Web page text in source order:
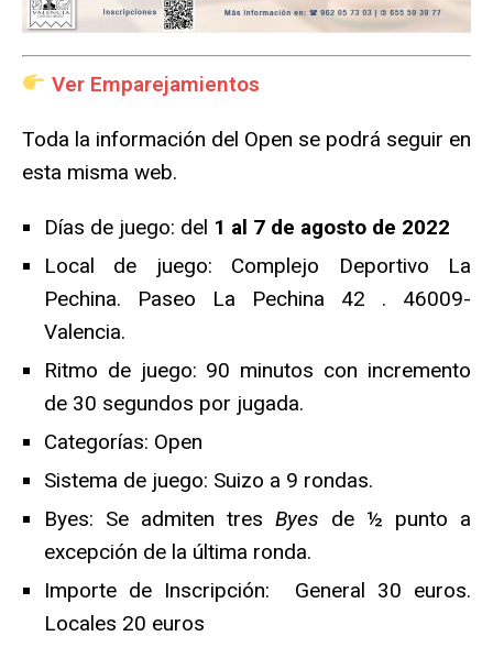
Ver Emparejamientos
Toda la información del Open se podrá seguir en
esta misma web.
Días de juego: del 1 al 7 de agosto de 2022
Local de juego: Complejo Deportivo La
Pechina. Paseo La Pechina 42 . 46009-
Valencia.
Ritmo de juego: 90 minutos con incremento
de 30 segundos por jugada.
Categorías: Open
Sistema de juego: Suizo a 9 rondas.
Byes: Se admiten tres Byes de ½ punto a
excepción de la última ronda.
Importe de Inscripción: General 30 euros.
Locales 20 euros